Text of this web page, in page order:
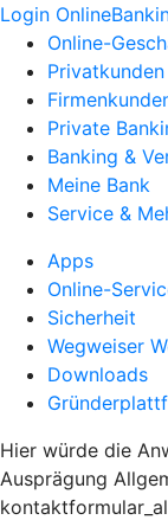
Login
Online-
Privatkunden
Private
Banking &
Meine Bank
Service &
Apps
Online-
Sicherheit
Wegweiser
Downloads
Hier würde die
Ausprägung